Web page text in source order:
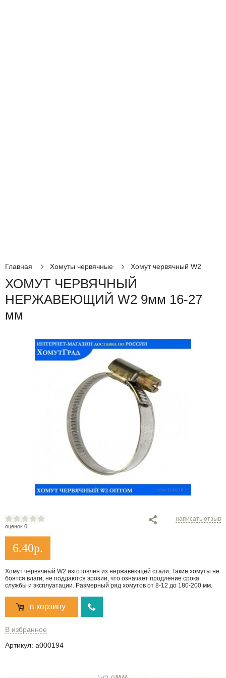
Главная Хомуты червячные Хомут червячный W2
ХОМУТ ЧЕРВЯЧНЫЙ
НЕРЖАВЕЮЩИЙ W2 9мм 16-27
мм
оценок 0
написать отзыв
6.40р.
Хомут червячный W2 изготовлен из нержавеющей стали. Такие хомуты не
боятся влаги, не поддаются эрозии, что означает продление срока
службы и эксплуатации. Размерный ряд хомутов от 8-12 до 180-200 мм.
в корзину
В избранное
Артикул: a000194